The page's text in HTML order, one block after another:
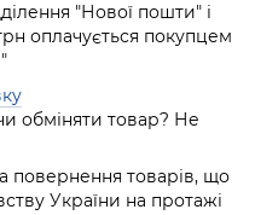
"Нової пошти" і
оплачується покупцем
обміняти товар? Не
повернення товарів, що
України на протажі